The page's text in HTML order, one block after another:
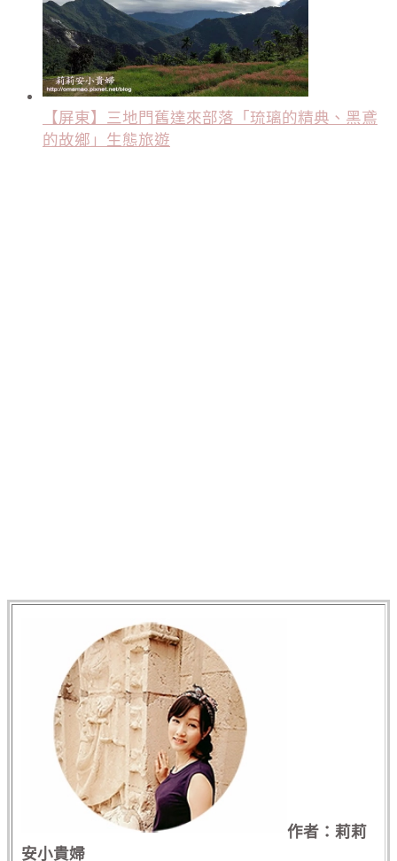
【屏東】三地門舊達來部落「琉璃的精典、黑鳶
的故鄉」生態旅遊
作者：莉莉
安小貴婦